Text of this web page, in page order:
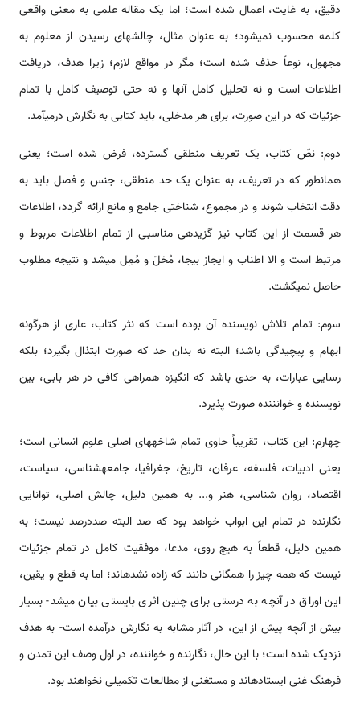
دقیق، به غایت، اعمال شده است؛ اما یک مقاله علمی به معنی واقعی
کلمه محسوب نمی­شود؛ به عنوان مثال، چالش­های رسیدن از معلوم به
مجهول، نوعاً حذف شده است؛ مگر در مواقع لازم؛ زیرا هدف، دریافت
اطلاعات است و نه تحلیل کامل آن­ها و نه حتی توصیف کامل با تمام
جزئیات که در این صورت، برای هر مدخلی، باید کتابی به نگارش درمی­آمد.
دوم: نصّ کتاب، یک تعریف منطقی گسترده، فرض شده است؛ یعنی
همان­طور که در تعریف، به عنوان یک حد منطقی، جنس و فصل باید به
دقت انتخاب شوند و در مجموع، شناختی جامع و مانع ارائه گردد، اطلاعات
هر قسمت از این کتاب نیز گزیده­ی مناسبی از تمام اطلاعات مربوط و
مرتبط است و الا اطناب و ایجاز بی­جا، مُخلّ و مُمِل می­شد و نتیجه مطلوب
حاصل نمی­گشت.
سوم: تمام تلاش نویسنده آن بوده است که نثر کتاب، عاری از هرگونه
ابهام و پیچیدگی باشد؛ البته نه بدان حد که صورت ابتذال بگیرد؛ بلکه
رسایی عبارات، به حدی باشد که انگیزه همراهی کافی در هر بابی، بین
نویسنده و خوانننده صورت پذیرد.
چهارم: این کتاب، تقریباً حاوی تمام شاخه­های اصلی علوم انسانی است؛
یعنی ادبیات، فلسفه، عرفان، تاریخ، جغرافیا، جامعه­شناسی، سیاست،
اقتصاد، روان شناسی، هنر و... به همین دلیل، چالش اصلی، توانایی
نگارنده در تمام این ابواب خواهد بود که صد البته صددرصد نیست؛ به
همین دلیل، قطعاً به هیچ روی، مدعا، موفقیت کامل در تمام جزئیات
نیست که همه چیز را همگانی دانند که زاده نشده­­اند؛ اما به قطع و یقین،
این اوراق در آنچه به درستی برای چنین اثری بایستی بیان می­شد- بسیار
بیش از آنچه پیش از این، در آثار مشابه به نگارش درآمده است- به هدف
نزدیک شده است؛ با این حال، نگارنده و خواننده، در اول وصف این تمدن و
فرهنگ غنی ایستاده­اند و مستغنی از مطالعات تکمیلی نخواهند بود.